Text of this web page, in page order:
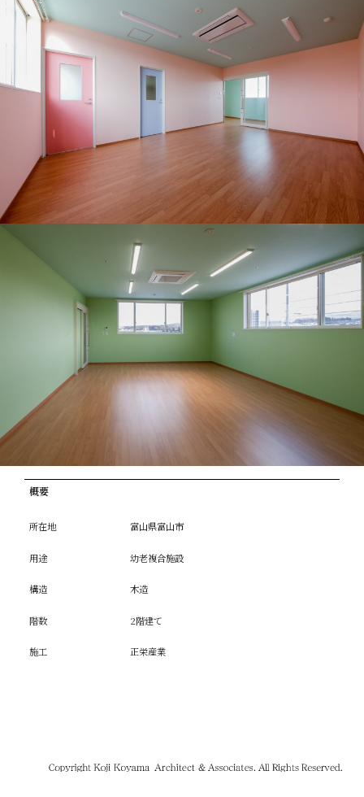
概要
所在地 富山県富山市
用途 幼老複合施設
構造 木造
階数 2階建て
施工 正栄産業